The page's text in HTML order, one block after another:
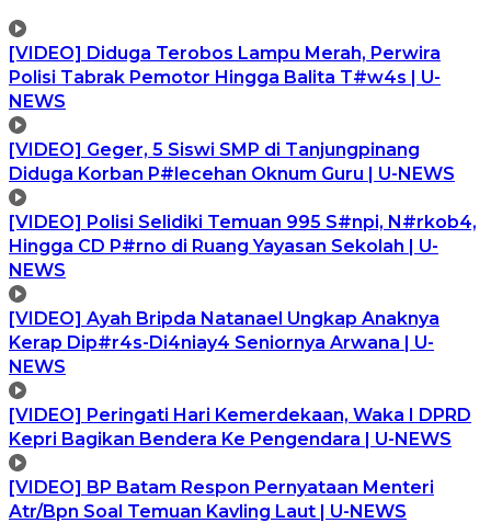
[VIDEO] Diduga Terobos Lampu Merah, Perwira
Polisi Tabrak Pemotor Hingga Balita T#w4s | U-
NEWS
[VIDEO] Geger, 5 Siswi SMP di Tanjungpinang
Diduga Korban P#lecehan Oknum Guru | U-NEWS
[VIDEO] Polisi Selidiki Temuan 995 S#npi, N#rkob4,
Hingga CD P#rno di Ruang Yayasan Sekolah | U-
NEWS
[VIDEO] Ayah Bripda Natanael Ungkap Anaknya
Kerap Dip#r4s-Di4niay4 Seniornya Arwana | U-
NEWS
[VIDEO] Peringati Hari Kemerdekaan, Waka I DPRD
Kepri Bagikan Bendera Ke Pengendara | U-NEWS
[VIDEO] BP Batam Respon Pernyataan Menteri
Atr/Bpn Soal Temuan Kavling Laut | U-NEWS